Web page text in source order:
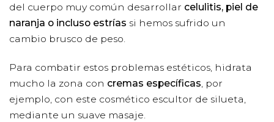
del cuerpo muy común desarrollar celulitis, piel de
naranja o incluso estrías si hemos sufrido un
cambio brusco de peso.
Para combatir estos problemas estéticos, hidrata
mucho la zona con cremas específicas, por
ejemplo, con este cosmético escultor de silueta,
mediante un suave masaje.